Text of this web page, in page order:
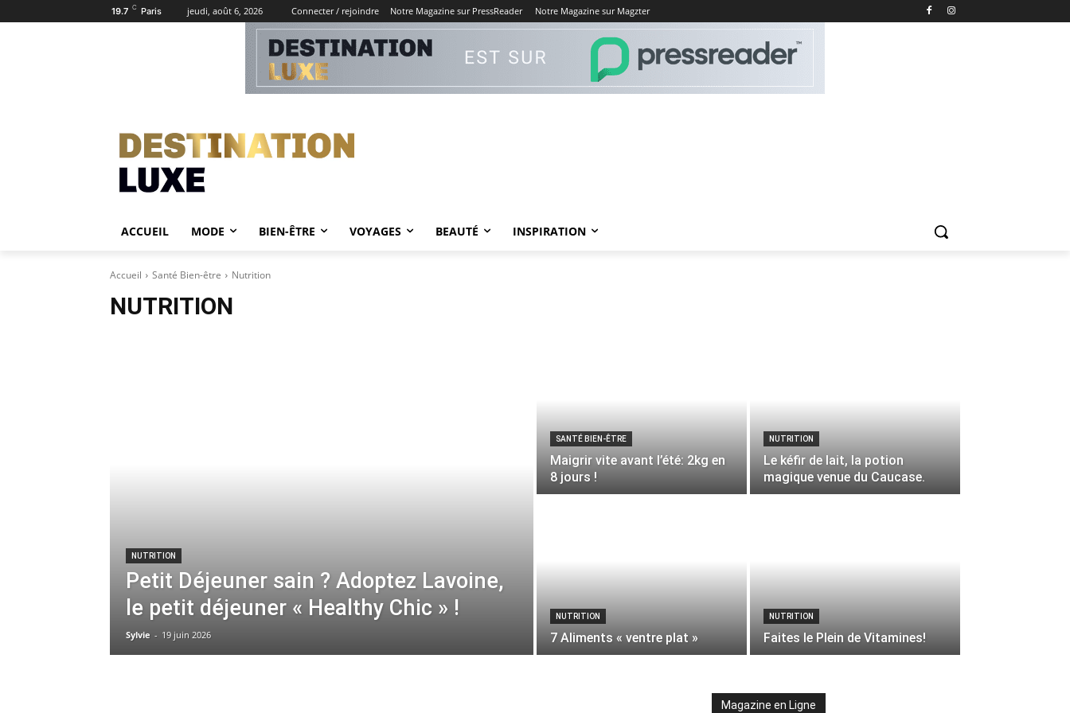
19.7 C Paris jeudi, août 6, 2026 Connecter / rejoindre Notre Magazine sur PressReader Notre Magazine sur Magzter
ACCUEIL MODE BIEN-ÊTRE VOYAGES BEAUTÉ INSPIRATION
Accueil Santé Bien-être Nutrition
NUTRITION
NUTRITION
Petit Déjeuner sain ? Adoptez Lavoine,
le petit déjeuner « Healthy Chic » !
Sylvie - 19 juin 2026
SANTÉ BIEN-ÊTRE
Maigrir vite avant l’été: 2kg en
8 jours !
NUTRITION
Le kéfir de lait, la potion
magique venue du Caucase.
NUTRITION
7 Aliments « ventre plat »
NUTRITION
Faites le Plein de Vitamines!
Magazine en Ligne